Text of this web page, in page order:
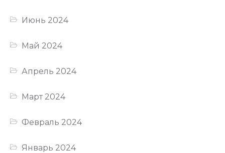
Июнь 2024
Май 2024
Апрель 2024
Март 2024
Февраль 2024
Январь 2024